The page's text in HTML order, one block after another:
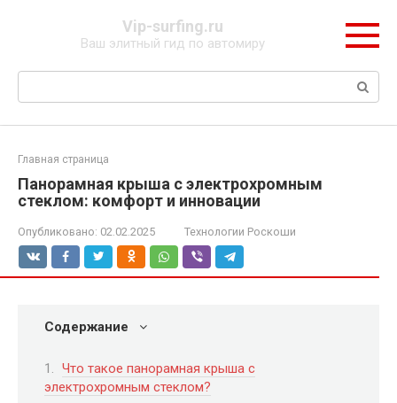
Vip-surfing.ru
Ваш элитный гид по автомиру
Поиск:
Главная страница
Панорамная крыша с электрохромным
стеклом: комфорт и инновации
Опубликовано: 02.02.2025 Технологии Роскоши
Содержание
Что такое панорамная крыша с
электрохромным стеклом?